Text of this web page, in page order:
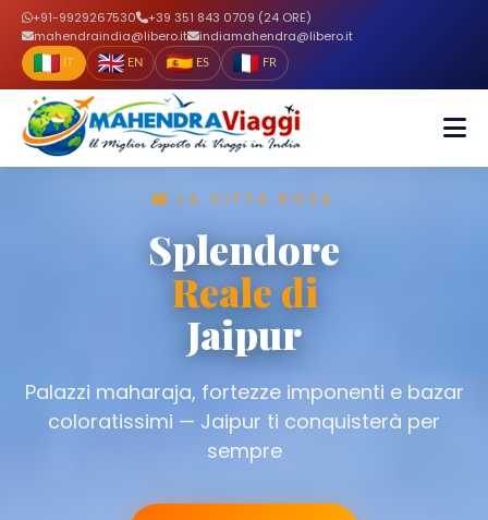
+91-9929267530
+39 351 843 0709 (24 ORE)
mahendraindia@libero.it
indiamahendra@libero.it
IT EN ES FR
🌿 PARADISO VERDE
Backwaters
Incantevoli
del Kerala
Lagune placide, risaie verdi e spezie
profumate — il Kerala è l'anima segreta
dell'India